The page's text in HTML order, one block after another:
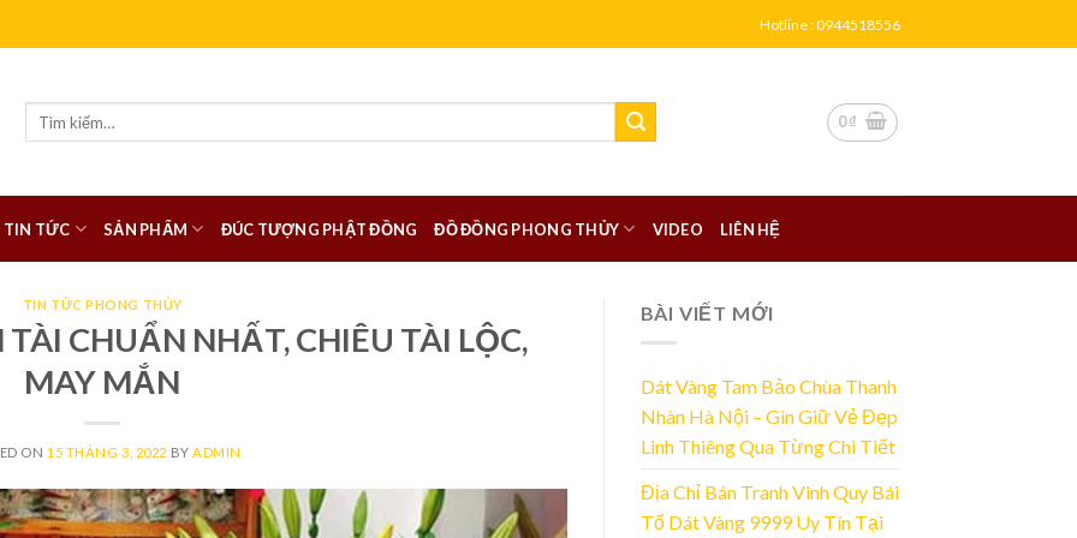
Hotline : 0944518556
0₫
TIN TỨC SẢN PHẨM ĐÚC TƯỢNG PHẬT ĐỒNG ĐỒ ĐỒNG PHONG THỦY VIDEO LIÊN HỆ
TIN TỨC PHONG THỦY
CHUẨN NHẤT, CHIÊU TÀI LỘC,
MAY MẮN
ON 15 THÁNG 3, 2022 BY ADMIN
BÀI VIẾT MỚI
Dát Vàng Tam Bảo Chùa Thanh
Nhàn Hà Nội – Gìn Giữ Vẻ Đẹp
Linh Thiêng Qua Từng Chi Tiết
Địa Chỉ Bán Tranh Vinh Quy Bái
Tổ Dát Vàng 9999 Uy Tín Tại